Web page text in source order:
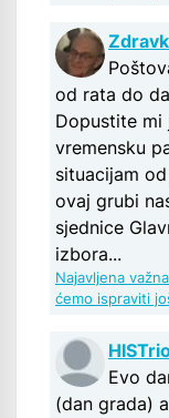
od rata do
Dopustite mi
vremensku
situacijam
ovaj grubi
sjednice
izbora...
Najavljena
ćemo ispraviti
Evo
(dan grada)